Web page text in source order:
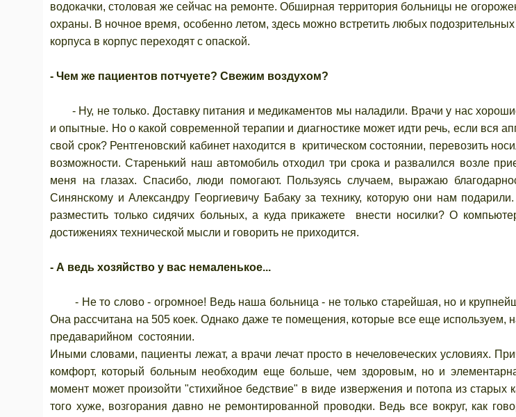
водокачки, столовая же сейчас на ремонте. Обширная территория больницы не
охраны. В ночное время, особенно летом, здесь можно встретить любых
корпуса в корпус переходят с опаской.
- Чем же пациентов потчуете? Свежим воздухом?
- Ну, не только. Доставку питания и медикаментов мы наладили. Врачи у нас
и опытные. Но о какой современной терапии и диагностике может идти речь, если вся
свой срок? Рентгеновский кабинет находится в критическом состоянии, перевозить
возможности. Старенький наш автомобиль отходил три срока и развалился возле
меня на глазах. Спасибо, люди помогают. Пользуясь случаем, выражаю
Синянскому и Александру Георгиевичу Бабаку за технику, которую они нам
разместить только сидячих больных, а куда прикажете внести носилки? О
достижениях технической мысли и говорить не приходится.
- А ведь хозяйство у вас немаленькое...
- Не то слово - огромное! Ведь наша больница - не только старейшая, но и
Она рассчитана на 505 коек. Однако даже те помещения, которые все еще используем,
предаварийном состоянии.
Иными словами, пациенты лежат, а врачи лечат просто в нечеловеческих условиях.
комфорт, который больным необходим еще больше, чем здоровым, но и
момент может произойти "стихийное бедствие" в виде извержения и потопа из старых
того хуже, возгорания давно не ремонтированной проводки. Ведь все вокруг, как